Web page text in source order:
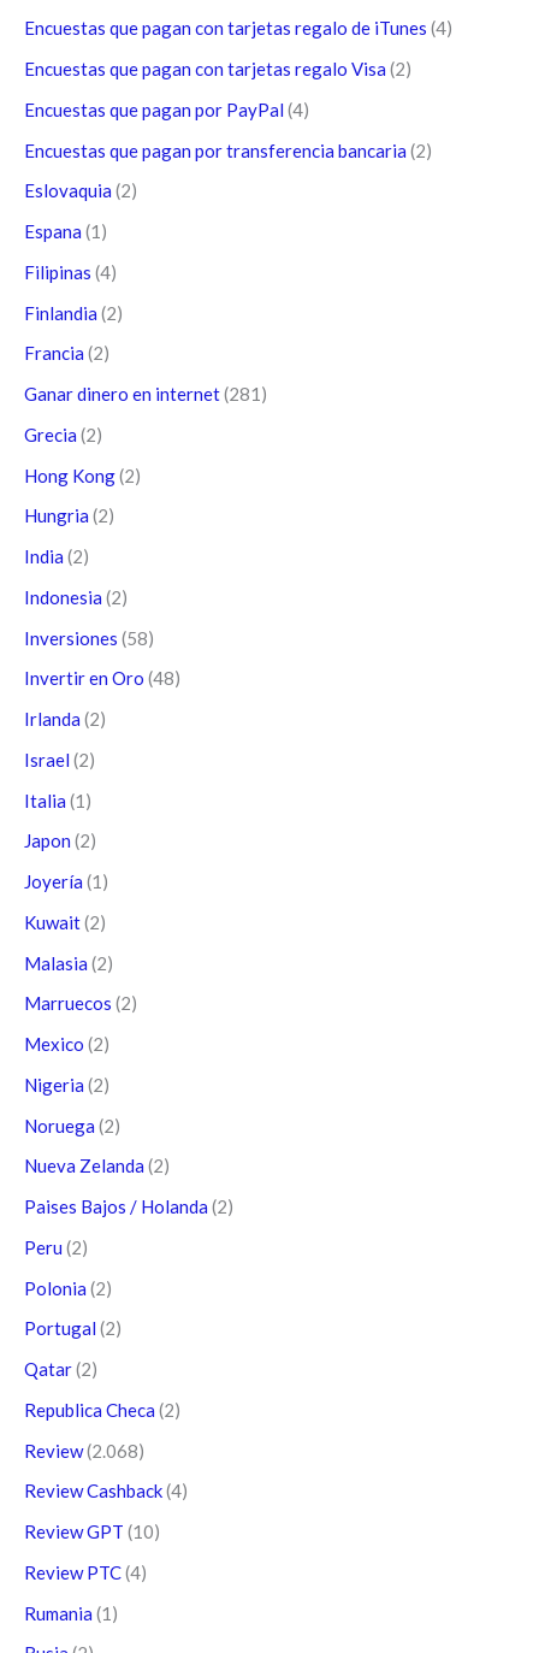
Encuestas que pagan con tarjetas regalo de iTunes (4)
Encuestas que pagan con tarjetas regalo Visa (2)
Encuestas que pagan por PayPal (4)
Encuestas que pagan por transferencia bancaria (2)
Eslovaquia (2)
Espana (1)
Filipinas (4)
Finlandia (2)
Francia (2)
Ganar dinero en internet(281)
Grecia (2)
Hong Kong(2)
Hungria (2)
India (2)
Indonesia (2)
Inversiones (58)
Invertir en Oro (48)
Irlanda (2)
Israel (2)
Italia (1)
Japon (2)
Joyería (1)
Kuwait(2)
Malasia (2)
Marruecos (2)
Mexico (2)
Nigeria (2)
Noruega (2)
Nueva Zelanda (2)
Paises Bajos / Holanda (2)
Peru (2)
Polonia (2)
Portugal (2)
Qatar(2)
Republica Checa (2)
Review(2.068)
Review Cashback(4)
Review GPT (10)
Review PTC(4)
Rumania (1)